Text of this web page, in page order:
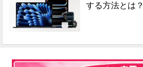
する方法とは？